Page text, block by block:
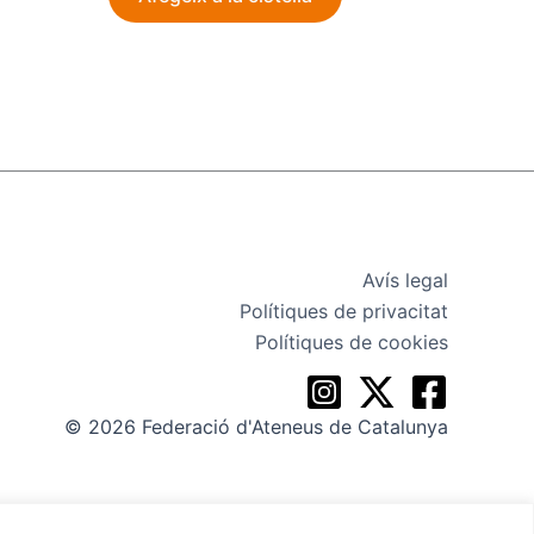
Avís legal
Polítiques de privacitat
Polítiques de cookies
© 2026 Federació d'Ateneus de Catalunya